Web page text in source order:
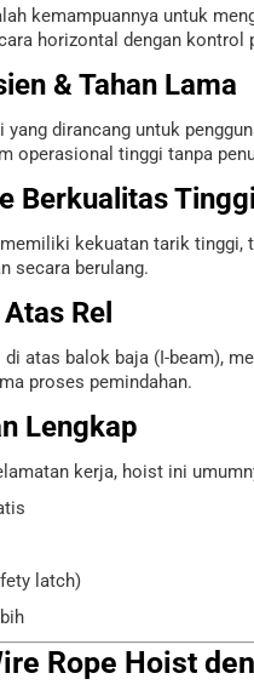
kemampuannya untuk
horizontal dengan kontrol
& Tahan Lama
dirancang untuk
operasional tinggi tanpa
Berkualitas Tinggi
kekuatan tarik tinggi,
secara berulang.
Rel
atas balok baja (I-beam),
proses pemindahan.
Lengkap
kerja, hoist ini
latch)
Rope Hoist